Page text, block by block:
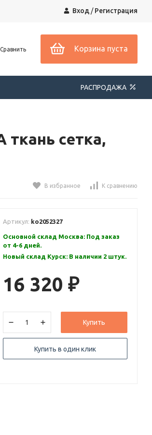
Вход/Регистрация
Сравнить Корзина пуста
РАСПРОДАЖА
ткань сетка,
В избранное К сравнению
Артикул: ko2052327
Основной склад Москва: Под заказ
от 4-6 дней.
Новый склад Курск: В наличии 2 штук.
16 320 ₽
Купить
Купить в один клик